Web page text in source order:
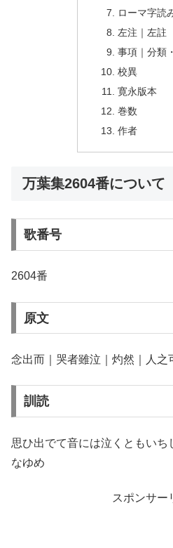
ローマ字読
左注｜左註
事項｜分類
校異
寛永版本
巻数
作者
万葉集2604番について
歌番号
2604番
原文
念出而｜哭者雖泣｜灼然｜人之
訓読
思ひ出でて音には泣くともい
なゆめ
スポンサー